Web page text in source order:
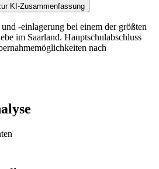
KI-Zusammenfassung
-einlagerung bei einem der größten
im Saarland. Hauptschulabschluss
nach